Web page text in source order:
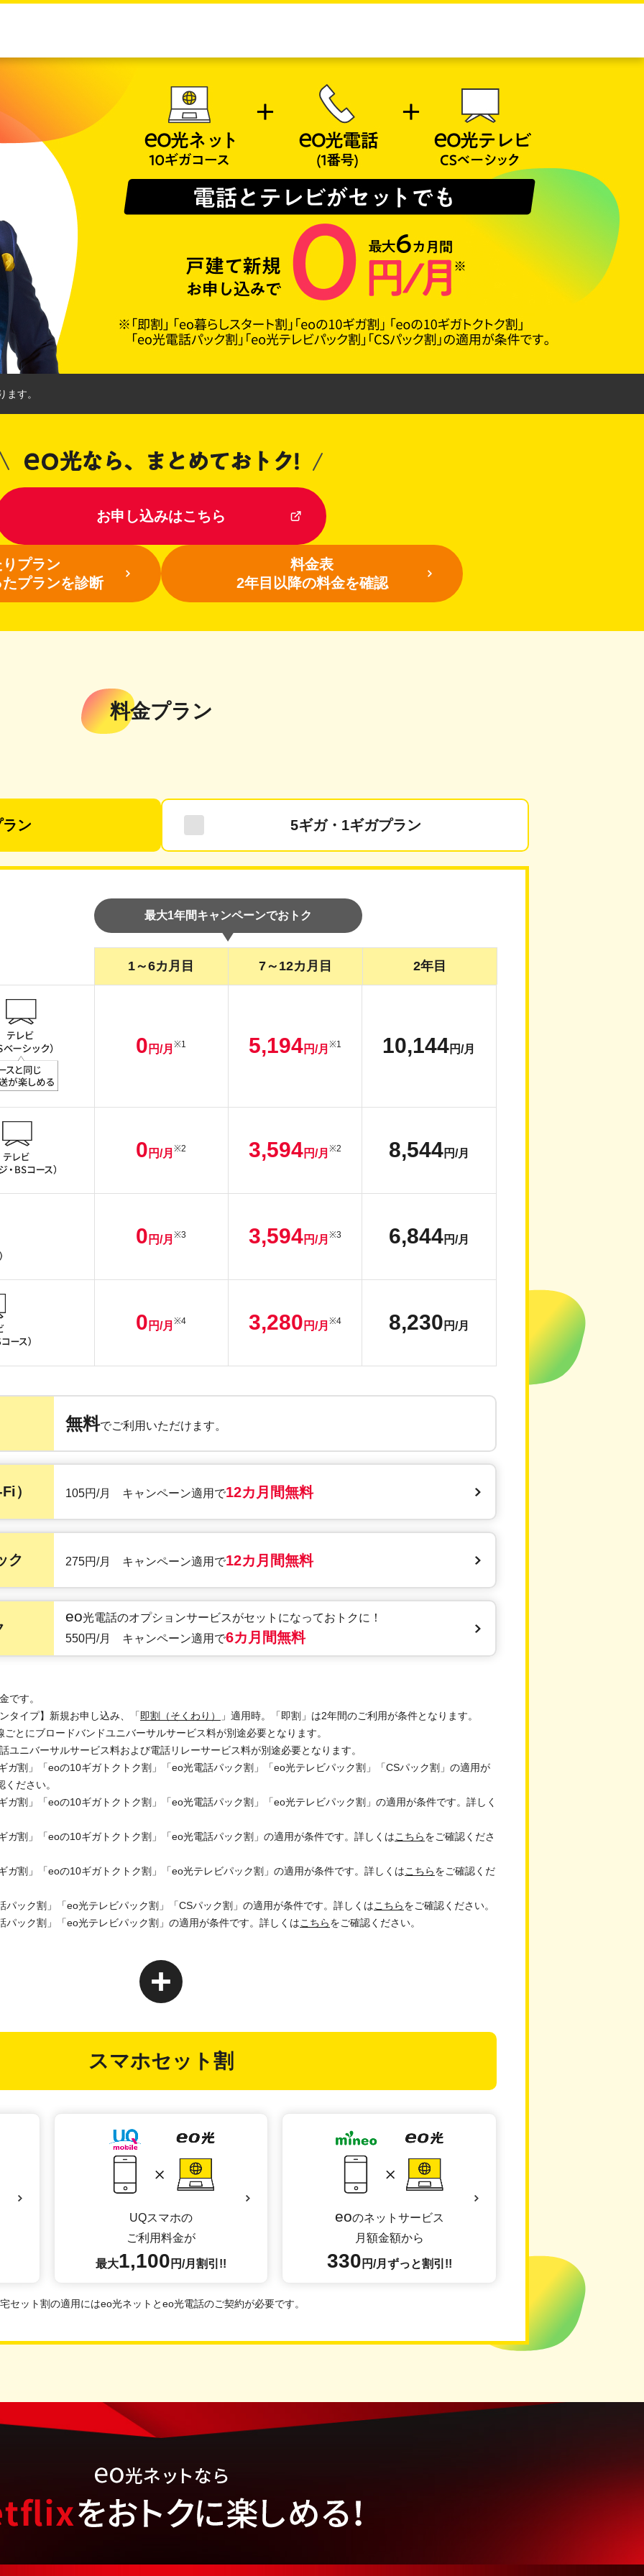
す。
お申し込みはこちら
プラン
プランを診断
料金表
2年目以降の料金を確認
料金プラン
ン 5ギガ・ 1ギガプラン
最大1年間キャンペーンでおトク
1～6カ月目 7～12カ月目 2年目
0 円/月 ※1 5,194円/月 ※1 10,144円/月
0 円/月 ※2 3,594円/月 ※2 8,544円/月
0 円/月 ※3 3,594円/月 ※3 6,844円/月
0 円/月 ※4 3,280 円/月 ※4 8,230 円/月
無料でご利用いただけます。
） 105円/月 キャンペーン適用で12カ月間無料
ク 275円/月 キャンペーン適用で12カ月間無料
eo光電話のオプションサービスがセットになっておトクに！
550円/月 キャンペーン適用で6カ月間無料
です。
タイプ】新規お申し込み、「 即割（そくわり）
」適用時。「即割」は2年間のご利用が条件となります。
とにブロードバンドユニバーサルサービス料が別途必要となります。
ニバーサルサービス料および電話リレーサービス料が別途必要となります。
割」「eoの10ギガトクトク割」「eo光電話パック割」「eo光テレビパック割」「CSパック割」の適用が
ください。
割」「eoの10ギガトクトク割」「eo光電話パック割」「eo光テレビパック割」の適用が条件です。詳しく
割」「eoの10ギガトクトク割」「eo光電話パック割」の適用が条件です。詳しくはこちらをご確認くださ
割」「eoの10ギガトクトク割」「eo光テレビパック割」の適用が条件です。詳しくはこちらをご確認くだ
ック割」「eo光テレビパック割」「CSパック割」の適用が条件です。詳しくはこちらをご確認ください。
ック割」「eo光テレビパック割」の適用が条件です。詳しくはこちらをご確認ください。
スマホセット割
UQスマホの
ご利用料金が
最大1,100 円/月 割引!!
eoのネットサービス
月額金額から
330 円/月ずっと割引!!
ット割の適用にはeo光ネットとeo光電話のご契約が必要です。